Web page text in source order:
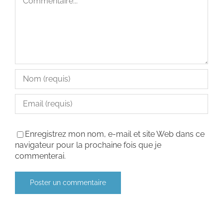
Enregistrez mon nom, e-mail et site Web dans ce
navigateur pour la prochaine fois que je
commenterai.